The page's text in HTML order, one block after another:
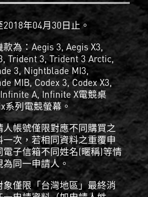
年04月30日止。
為：Aegis 3, Aegis X3,
Trident 3, Trident 3 Arctic,
3, Nightblade MI3,
MIB, Codex 3, Codex X3,
A, Infinite X電競桌
系列電競螢幕。
人帳號僅限對應不同購買之
一次，若相同資料之重覆申
電子信箱不同姓名(暱稱)等情
為同一申請人。
象僅限「台灣地區」最終消